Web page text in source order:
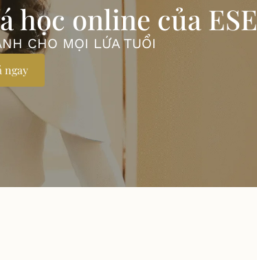
học online của ESE
CHO MỌI LỨA TUỔI
ngay